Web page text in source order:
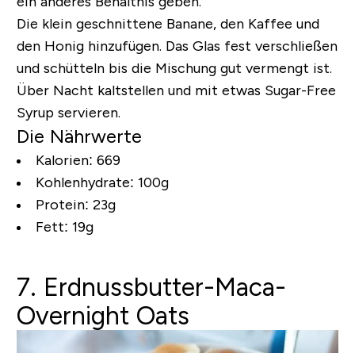
Die klein geschnittene Banane, den Kaffee und
den Honig hinzufügen. Das Glas fest verschließen
und schütteln bis die Mischung gut vermengt ist.
Über Nacht kaltstellen und mit etwas Sugar-Free
Syrup servieren.
Die Nährwerte
Kalorien: 669
Kohlenhydrate: 100g
Protein: 23g
Fett: 19g
7. Erdnussbutter-Maca-
Overnight Oats